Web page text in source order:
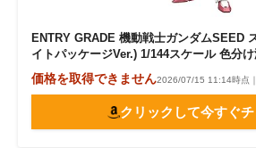
ENTRY GRADE 機動戦士ガンダムSEED
イトパッケージVer.) 1/144スケール 色分
価格を取得できません2026/07/15 11:14時点
クリックして今すぐチ